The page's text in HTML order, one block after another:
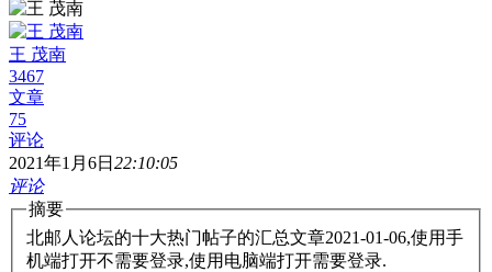
王 茂南
3467
文章
75
评论
2021年1月6日 22:10:05
评论
摘要
北邮人论坛的十大热门帖子的汇总文章2021-01-06,使用手
机端打开不需要登录,使用电脑端打开需要登录.